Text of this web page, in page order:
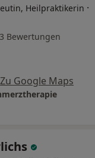
Heilpraktikerin ·
Bewertungen
Zu Google Maps